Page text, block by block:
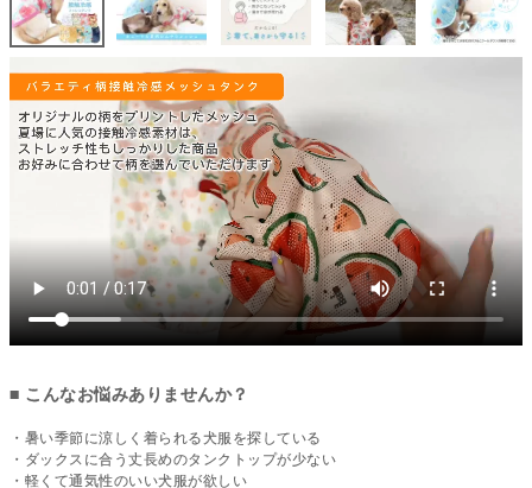
■ こんなお悩みありませんか？
・暑い季節に涼しく着られる犬服を探している
・ダックスに合う丈長めのタンクトップが少ない
・軽くて通気性のいい犬服が欲しい